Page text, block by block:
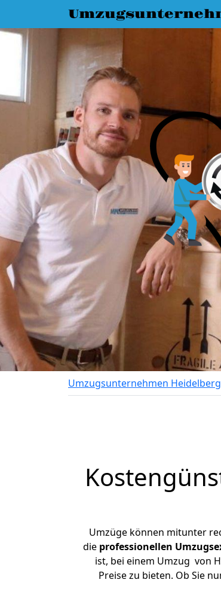
Umzugsunternehmen Heidelberg
Umzüge können mitunter
die professionellen
ist, bei einem Umzug von
Preise zu bieten. Ob Sie